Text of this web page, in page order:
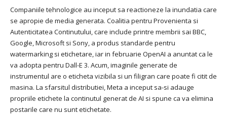
Companiile tehnologice au inceput sa reactioneze la inundatia care
se apropie de media generata. Coalitia pentru Provenienta si
Autenticitatea Continutului, care include printre membrii sai BBC,
Google, Microsoft si Sony, a produs standarde pentru
watermarking si etichetare, iar in februarie OpenAI a anuntat ca le
va adopta pentru Dall-E 3. Acum, imaginile generate de
instrumentul are o eticheta vizibila si un filigran care poate fi citit de
masina. La sfarsitul distributiei, Meta a inceput sa-si adauge
propriile etichete la continutul generat de AI si spune ca va elimina
postarile care nu sunt etichetate.